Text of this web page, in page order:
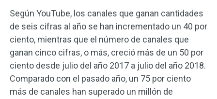
Según YouTube, los canales que ganan cantidades
de seis cifras al año se han incrementado un 40 por
ciento, mientras que el número de canales que
ganan cinco cifras, o más, creció más de un 50 por
ciento desde julio del año 2017 a julio del año 2018.
Comparado con el pasado año, un 75 por ciento
más de canales han superado un millón de